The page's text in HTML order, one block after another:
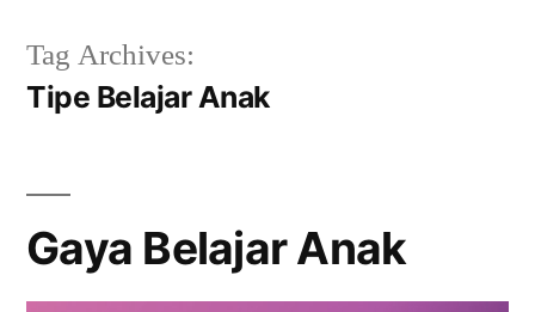
Tag Archives:
Tipe Belajar Anak
Gaya Belajar Anak